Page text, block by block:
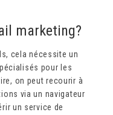
marketing?
cela nécessite un
pour les
on peut recourir à
via un navigateur
un service de